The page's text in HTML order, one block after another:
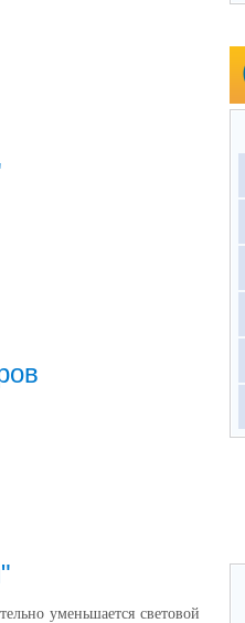
уменьшается световой